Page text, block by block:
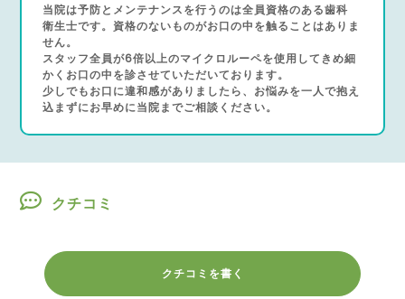
当院は予防とメンテナンスを行うのは全員資格のある歯科
衛生士です。資格のないものがお口の中を触ることはありま
せん。
スタッフ全員が6倍以上のマイクロルーペを使用してきめ細
かくお口の中を診させていただいております。
少しでもお口に違和感がありましたら、お悩みを一人で抱え
込まずにお早めに当院までご相談ください。
クチコミ
クチコミを書く